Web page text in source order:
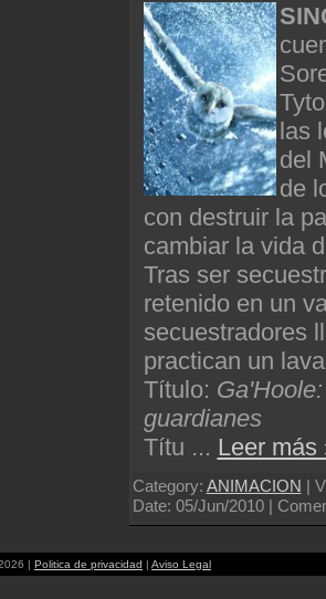
las
del
de
con destruir la
cambiar la vida
Tras ser
retenido en un
secuestradores
practican un
Título:
guardianes
Títu ... Leer más
Category: ANIMACION |
Date: 05/Jun/2010|
| Politica de privacidad | Aviso Legal